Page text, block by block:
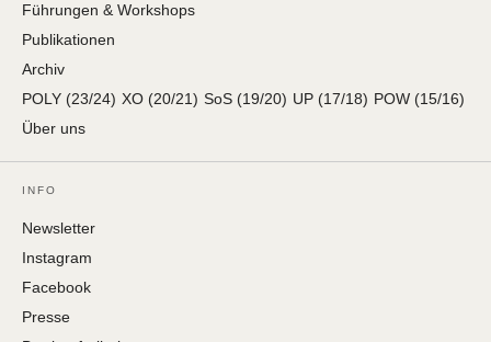
Führungen & Workshops
Publikationen
Archiv
POLY (23/24) XO (20/21) SoS (19/20) UP (17/18) POW (15/16)
Über uns
INFO
Newsletter
Instagram
Facebook
Presse